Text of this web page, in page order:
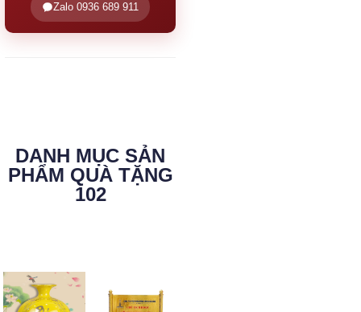
Zalo 0936 689 911
DANH MỤC SẢN
PHẨM QUÀ TẶNG
102